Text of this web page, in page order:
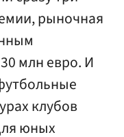
рыночная
млн евро. И
клубов
юных